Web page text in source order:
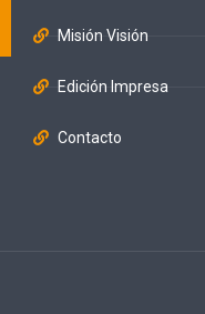
Misión Visión
Edición Impresa
Contacto